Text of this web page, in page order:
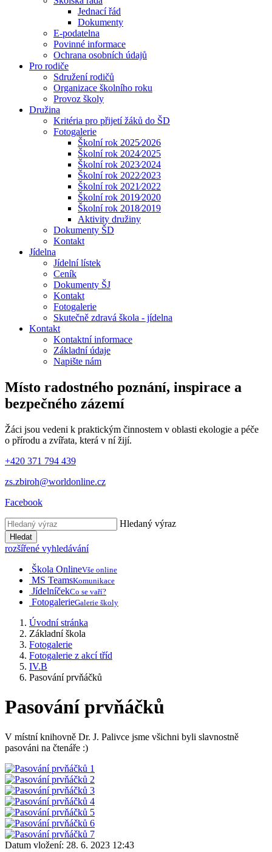
Jednací řád
Dokumenty
E-podatelna
Povinné informace
Ochrana osobních údajů
Pro rodiče
Sdružení rodičů
Organizace školního roku
Provoz školy
Družina
Kritéria pro přijetí žáků do ŠD
Fotogalerie
Školní rok 2025⁄2026
Školní rok 2024⁄2025
Školní rok 2023⁄2024
Školní rok 2022⁄2023
Školní rok 2021⁄2022
Školní rok 2019⁄2020
Školní rok 2018⁄2019
Aktivity družiny
Dokumenty ŠD
Kontakt
Jídelna
Jídelní lístek
Ceník
Dokumenty ŠJ
Kontakt
Fotogalerie
Skutečně zdravá škola - jídelna
Kontakt
Kontaktní informace
Základní údaje
Napište nám
Místo radostného poznání, inspirace a
bezpečného zázemí
Žáci jsou vedeni k praktickým činnostem v oblasti ekologie a péče
o přírodu a zvířata, která v ní žijí.
+420 371 794 439
zs.zbiroh@worldonline.cz
Facebook
Hledaný výraz
Hledat
rozšířené vyhledávání
Škola OnlineVše online
MS TeamsKomunikace
JídelníčekCo se vaří?
FotogalerieGalerie školy
Úvodní stránka
Základní škola
Fotogalerie
Fotogalerie z akcí tříd
IV.B
Pasování prvňáčků
Pasování prvňáčků
V místní knihovně Dr. J. Palivce jsme všichni byli slavnostně
pasováni na čtenáře :)
Datum vložení: 28. 6. 2023 12:43